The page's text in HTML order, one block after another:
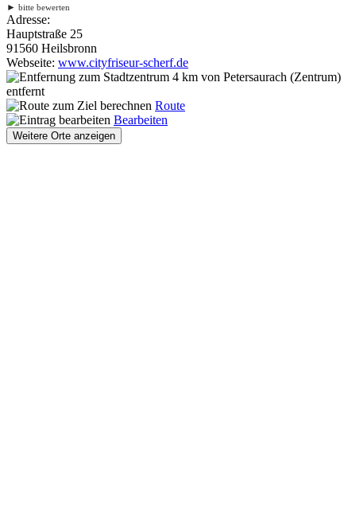
► bitte bewerten
Adresse:
Hauptstraße 25
91560 Heilsbronn
Webseite: www.cityfriseur-scherf.de
4 km von Petersaurach (Zentrum)
entfernt
Route
Bearbeiten
Weitere Orte anzeigen